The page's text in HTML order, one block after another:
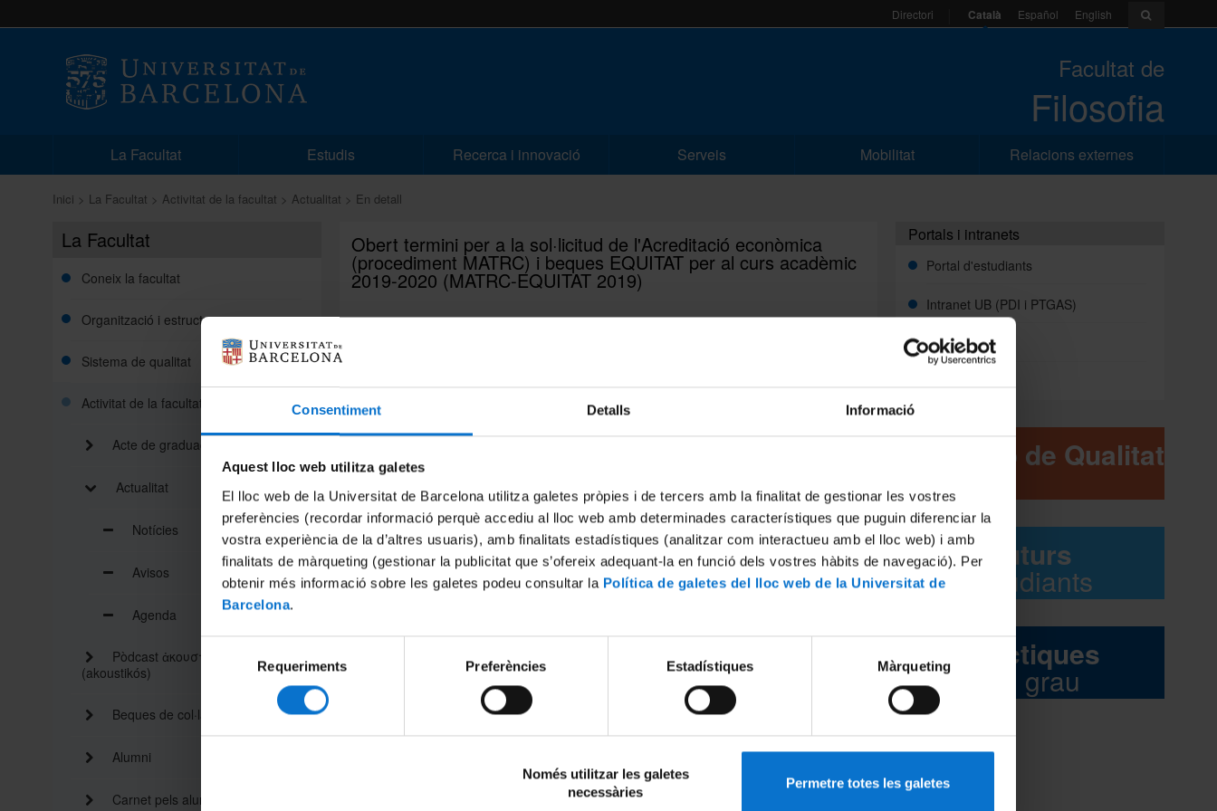
Consentiment Detalls Informació
Aquest lloc web utilitza galetes
El lloc web de la Universitat de Barcelona utilitza galetes pròpies i de tercers amb la finalitat de gestionar les vostres
preferències (recordar informació perquè accediu al lloc web amb determinades característiques que puguin diferenciar la
vostra experiència de la d’altres usuaris), amb finalitats estadístiques (analitzar com interactueu amb el lloc web) i amb
finalitats de màrqueting (gestionar la publicitat que s’ofereix adequant-la en funció dels vostres hàbits de navegació). Per
obtenir més informació sobre les galetes podeu consultar la Política de galetes del lloc web de la Universitat de
Barcelona.
consentiment
Requeriments Preferències Estadístiques Màrqueting
Només utilitzar les galetes
necessàries
Permetre totes les galetes
Directori Català Español English
Facultat de
Filosofia
La Facultat Estudis Recerca i innovació Serveis Mobilitat Relacions externes
Inici La Facultat Activitat de la facultat Actualitat En detall
La Facultat
Coneix la facultat
Organització i estructura
Sistema de qualitat
Activitat de la facultat
Acte de graduació
Actualitat
Notícies
Avisos
Agenda
Pòdcast ἀκουστικός
(akoustikós)
Beques de col·laboració
Alumni
Carnet pels alumnes i personal
Obert termini per a la sol·licitud de l'Acreditació econòmica
(procediment MATRC) i beques EQUITAT per al curs acadèmic
2019-2020 (MATRC-EQUITAT 2019)
Termini: El termini de presentació de sol·licituds és del 6 de juliol fins al 15 d'octubre
Et recomanem que facis la sol·licitud com a mínim 10 dies abans de fer la teva
matrícula.
Per a més informació consulteu els enllaços següents:
http://www.ub.edu/beques/grausimasters/Diagrama%20becari%20II%20(2).pdf
economica-procediment-MATRC-i-beques-EQUITAT-per-al-curs-academic-2019-2020-
MATRC-EQUITAT-2019
Portals i intranets
Portal d'estudiants
Intranet UB (PDI i PTGAS)
Campus Virtual
Alumni UB
Comissió de Qualitat
Futurs
estudiants
Pràctiques
del grau